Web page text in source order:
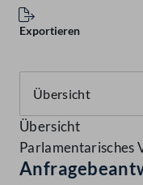
Exportieren
Übersicht
Parlamentarisches